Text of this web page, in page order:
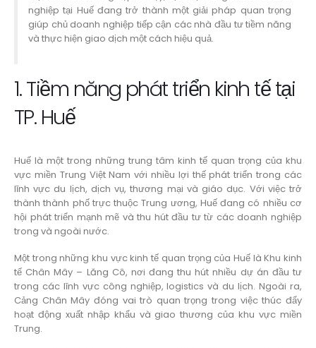
nghiệp tại Huế đang trở thành một giải pháp quan trọng
giúp chủ doanh nghiệp tiếp cận các nhà đầu tư tiềm năng
và thực hiện giao dịch một cách hiệu quả.
1. Tiềm năng phát triển kinh tế tại
TP. Huế
Huế là một trong những trung tâm kinh tế quan trọng của khu
vực miền Trung Việt Nam với nhiều lợi thế phát triển trong các
lĩnh vực du lịch, dịch vụ, thương mại và giáo dục. Với việc trở
thành thành phố trực thuộc Trung ương, Huế đang có nhiều cơ
hội phát triển mạnh mẽ và thu hút đầu tư từ các doanh nghiệp
trong và ngoài nước.
Một trong những khu vực kinh tế quan trọng của Huế là Khu kinh
tế Chân Mây – Lăng Cô, nơi đang thu hút nhiều dự án đầu tư
trong các lĩnh vực công nghiệp, logistics và du lịch. Ngoài ra,
Cảng Chân Mây đóng vai trò quan trọng trong việc thúc đẩy
hoạt động xuất nhập khẩu và giao thương của khu vực miền
Trung.